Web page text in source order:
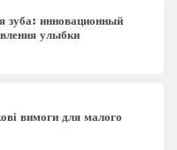
зуба: инновационный
улыбки
вимоги для малого